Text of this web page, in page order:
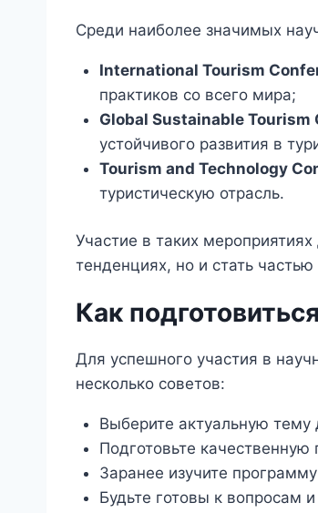
Среди наиболее значимых
International Tourism
практиков со всего мира;
Global Sustainable Tourism
устойчивого развития в
Tourism and Technology
туристическую отрасль.
Участие в таких
тенденциях, но и стать
Как
Для успешного участия в
несколько советов:
Выберите актуальную тему
Подготовьте
Заранее изучите
Будьте готовы к вопросам